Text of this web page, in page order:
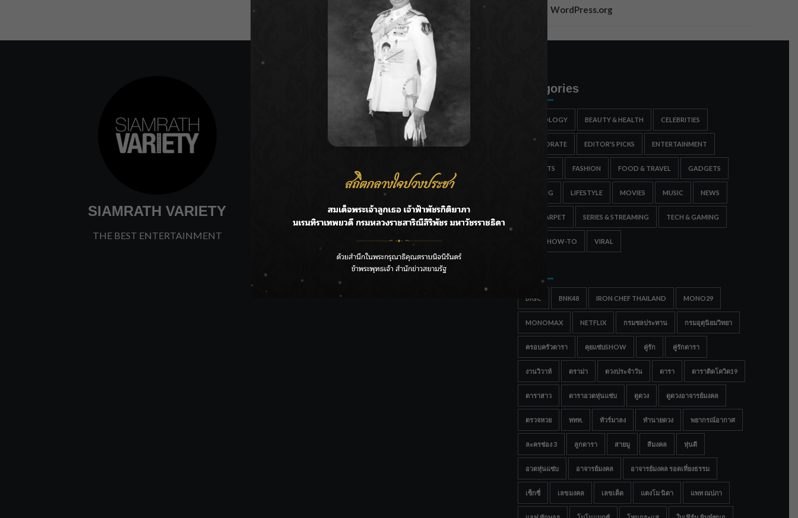
WordPress.org
SIAMRATH VARIETY
THE BEST ENTERTAINMENT
กรมชลฯ รับฟังประชาชน ติดตามแก้ปัญหาโครงการประตู
ลาโลกนี้ ให้ใส่บาตรสิ่งนั้นไว้ตอนยังมีชีวิต”
ราชเลขานุการในพระองค์ฯ ติดตามโครงการหุบกะพง–ห้วย
ทรายใต้ เสริมความมั่นคงน้ำเพชรบุรี
ตรอง “G.O.A.T”
กรมชลฯ เกาะติดฝนทั่วประเทศ เตรียมเครื่องจักรรับมือน้ำ
Categories
ASTROLOGY BEAUTY & HEALTH CELEBRITIES
CORPORATE EDITOR'S PICKS ENTERTAINMENT
ESPORTS FASHION FOOD & TRAVEL GADGETS
GAMING LIFESTYLE MOVIES MUSIC NEWS
RED CARPET SERIES & STREAMING TECH & GAMING
TIPS & HOW-TO VIRAL
BIGC BNK48 IRON CHEF THAILAND MONO29
MONOMAX NETFLIX กรมชลประทาน กรมอุตุนิยมวิทยา
ครอบครัวดารา คุยแซ่บSHOW คู่รัก คู่รักดารา
งานวิวาห์ ดราม่า ดวงประจำวัน ดารา ดาราติดโควิด19
ดาราสาว ดาราอวดหุ่นแซ่บ ดูดวง ดูดวงอาจารย์มงคล
ตรวจหวย ททท. ทัวร์มาลง ทำนายดวง พยากรณ์อากาศ
ละครช่อง 3 ลูกดารา สายมู สีมงคล หุ่นดี
อวดหุ่นแซ่บ อาจารย์มงคล อาจารย์มงคล รอดเที่ยงธรรม
เซ็กซี่ เลขมงคล เลขเด็ด แตงโม นิดา แพท ณปภา